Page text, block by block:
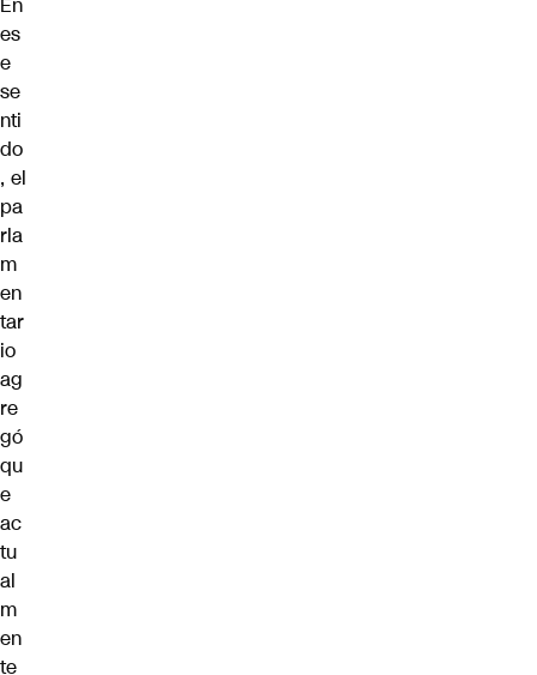
es
e
se
nti
do
, el
pa
rla
m
en
tar
io
ag
re
gó
qu
e
ac
tu
al
m
en
te